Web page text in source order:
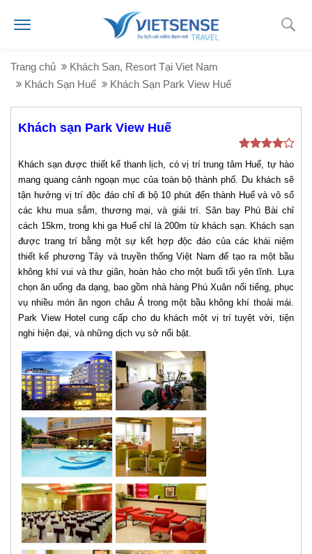
Trang chủ
Khách San, Resort Tại Viet Nam
Khách Sạn Huế
Khách Sạn Park View Huế
Khách sạn Park View Huế
Khách sạn được thiết kế thanh lịch, có vị trí trung tâm Huế, tự hào
mang quang cảnh ngoạn mục của toàn bộ thành phố. Du khách sẽ
tận hưởng vị trí độc đáo chỉ đi bộ 10 phút đến thành Huế và vô số
các khu mua sắm, thương mại, và giải trí. Sân bay Phú Bài chỉ
cách 15km, trong khi ga Huế chỉ là 200m từ khách sạn. Khách sạn
được trang trí bằng một sự kết hợp độc đáo của các khái niệm
thiết kế phương Tây và truyền thống Việt Nam để tạo ra một bầu
không khí vui và thư giãn, hoàn hảo cho một buổi tối yên tĩnh. Lựa
chọn ăn uống đa dạng, bao gồm nhà hàng Phú Xuân nổi tiếng, phục
vụ nhiều món ăn ngon châu Á trong một bầu không khí thoải mái.
Park View Hotel cung cấp cho du khách một vị trí tuyệt vời, tiện
nghi hiện đại, và những dịch vụ sở nổi bật.